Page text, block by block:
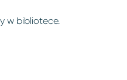
w bibliotece.